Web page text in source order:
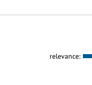
relevance: